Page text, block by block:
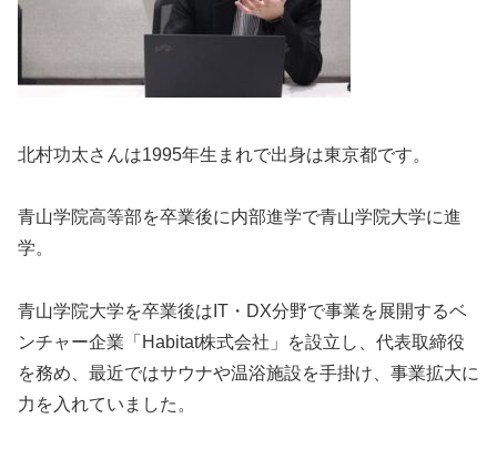
北村功太さんは1995年生まれで出身は東京都です。
青山学院高等部を卒業後に内部進学で青山学院大学に進
学。
青山学院大学を卒業後はIT・DX分野で事業を展開するベ
ンチャー企業「Habitat株式会社」を設立し、代表取締役
を務め、最近ではサウナや温浴施設を手掛け、事業拡大に
力を入れていました。